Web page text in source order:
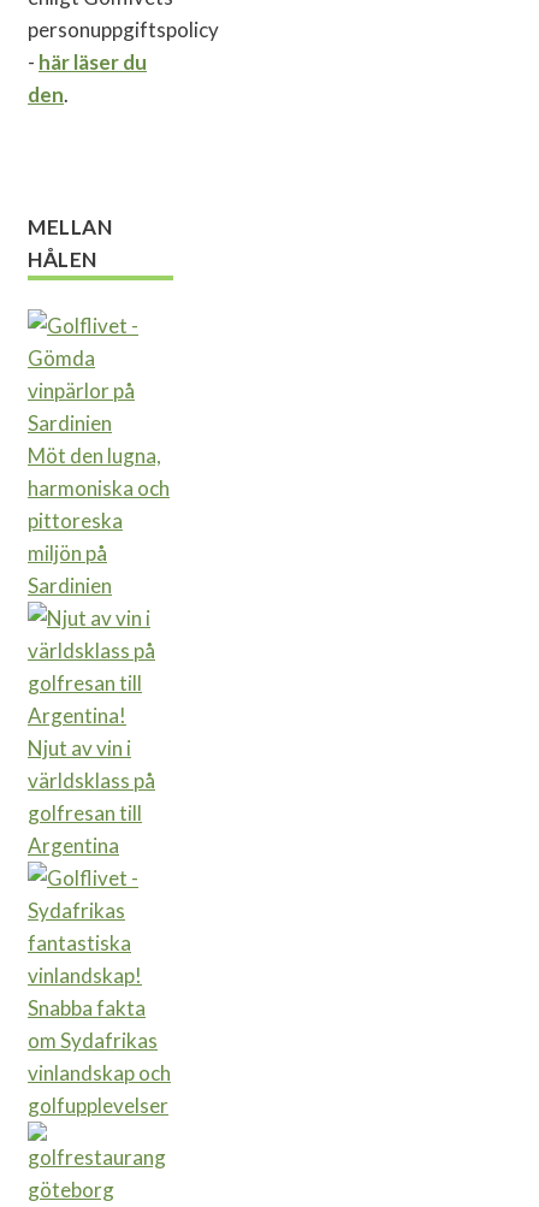
personuppgiftspolicy
- här läser du
den.
MELLAN
HÅLEN
Möt den lugna,
harmoniska och
pittoreska
miljön på
Sardinien
Njut av vin i
världsklass på
golfresan till
Argentina
Snabba fakta
om Sydafrikas
vinlandskap och
golfupplevelser